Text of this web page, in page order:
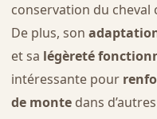
conservation du cheval
De plus, son
et sa légèreté
intéressante pour
de montedans